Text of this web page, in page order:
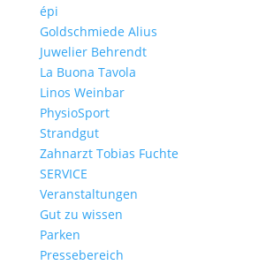
épi
Goldschmiede Alius
Juwelier Behrendt
La Buona Tavola
Linos Weinbar
PhysioSport
Strandgut
Zahnarzt Tobias Fuchte
SERVICE
Veranstaltungen
Gut zu wissen
Parken
Pressebereich